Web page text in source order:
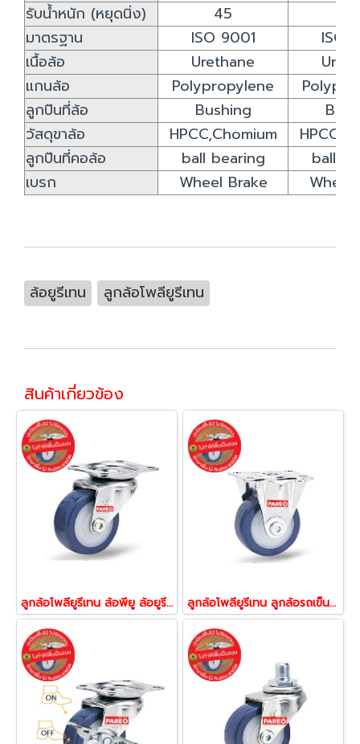
รับน้ำหนัก (หยุดนิ่ง)
45
มาตรฐาน
ISO 9001
ISO
เนื้อล้อ
Urethane
แกนล้อ
Polypropylene
ลูกปืนที่ล้อ
Bushing
วัสดุขาล้อ
HPCC,Chomium
ลูกปืนที่คอล้อ
ball bearing
ball
เบรก
Wheel Brake Wheel
ล้อยูรีเทน ลูกล้อโพลียูรีเทน
สินค้าเกี่ยวข้อง
ลูกล้อโพลียูรีเทน ล้อพียู ล้อยูรีเทน รับน้้าหนัก30-60กก.แป้นหมุน รุ่น Compact ยี่ห้อ PAREO 04450,04481,04511 ลูกล้อโพลียูรีเทน ลูกล้อรถเข็น ล้อไม่ทำพื้นเป็นรอย รับน้้าหนัก30-60กก.แป้นตาย รุ่น Compact ยี่ห้อ PAREO 31852,31869,13876